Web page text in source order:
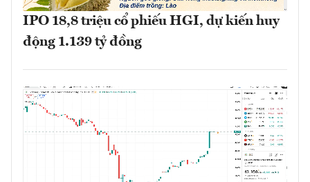
IPO 18,8 triệu cổ phiếu HGI, dự kiến huy
động 1.139 tỷ đồng